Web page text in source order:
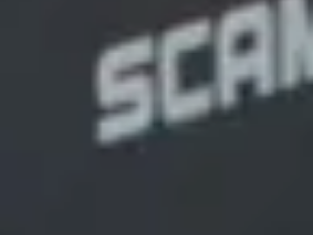
Cancella / modifica